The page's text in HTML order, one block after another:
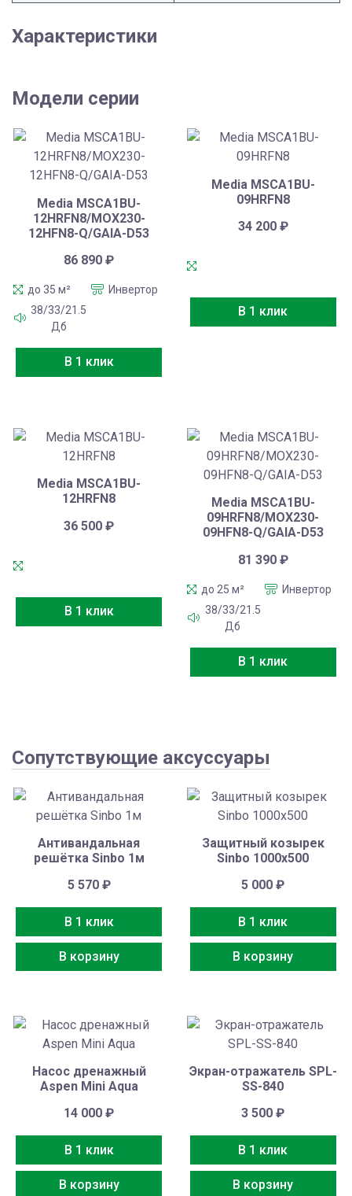
Характеристики
Модели серии
Media MSCA1BU-
12HRFN8/MOX230-
12HFN8-Q/GAIA-D53
86 890₽
до 35 м²
Инвертор
38/33/21.5
Дб
В 1 клик
Media MSCA1BU-
09HRFN8
34 200 ₽
В 1 клик
Media MSCA1BU-
12HRFN8
36 500₽
В 1 клик
Media MSCA1BU-
09HRFN8/MOX230-
09HFN8-Q/GAIA-D53
81 390 ₽
до 25 м²
Инвертор
38/33/21.5
Дб
В 1 клик
Сопутствующие аксуссуары
Антивандальная
решётка Sinbo 1м
5 570 ₽
В 1 клик
В корзину
Защитный козырек
Sinbo 1000х500
5 000₽
В 1 клик
В корзину
Насос дренажный
Aspen Mini Aqua
14 000₽
В 1 клик
В корзину
Экран-отражатель SPL-
SS-840
3 500₽
В 1 клик
В корзину